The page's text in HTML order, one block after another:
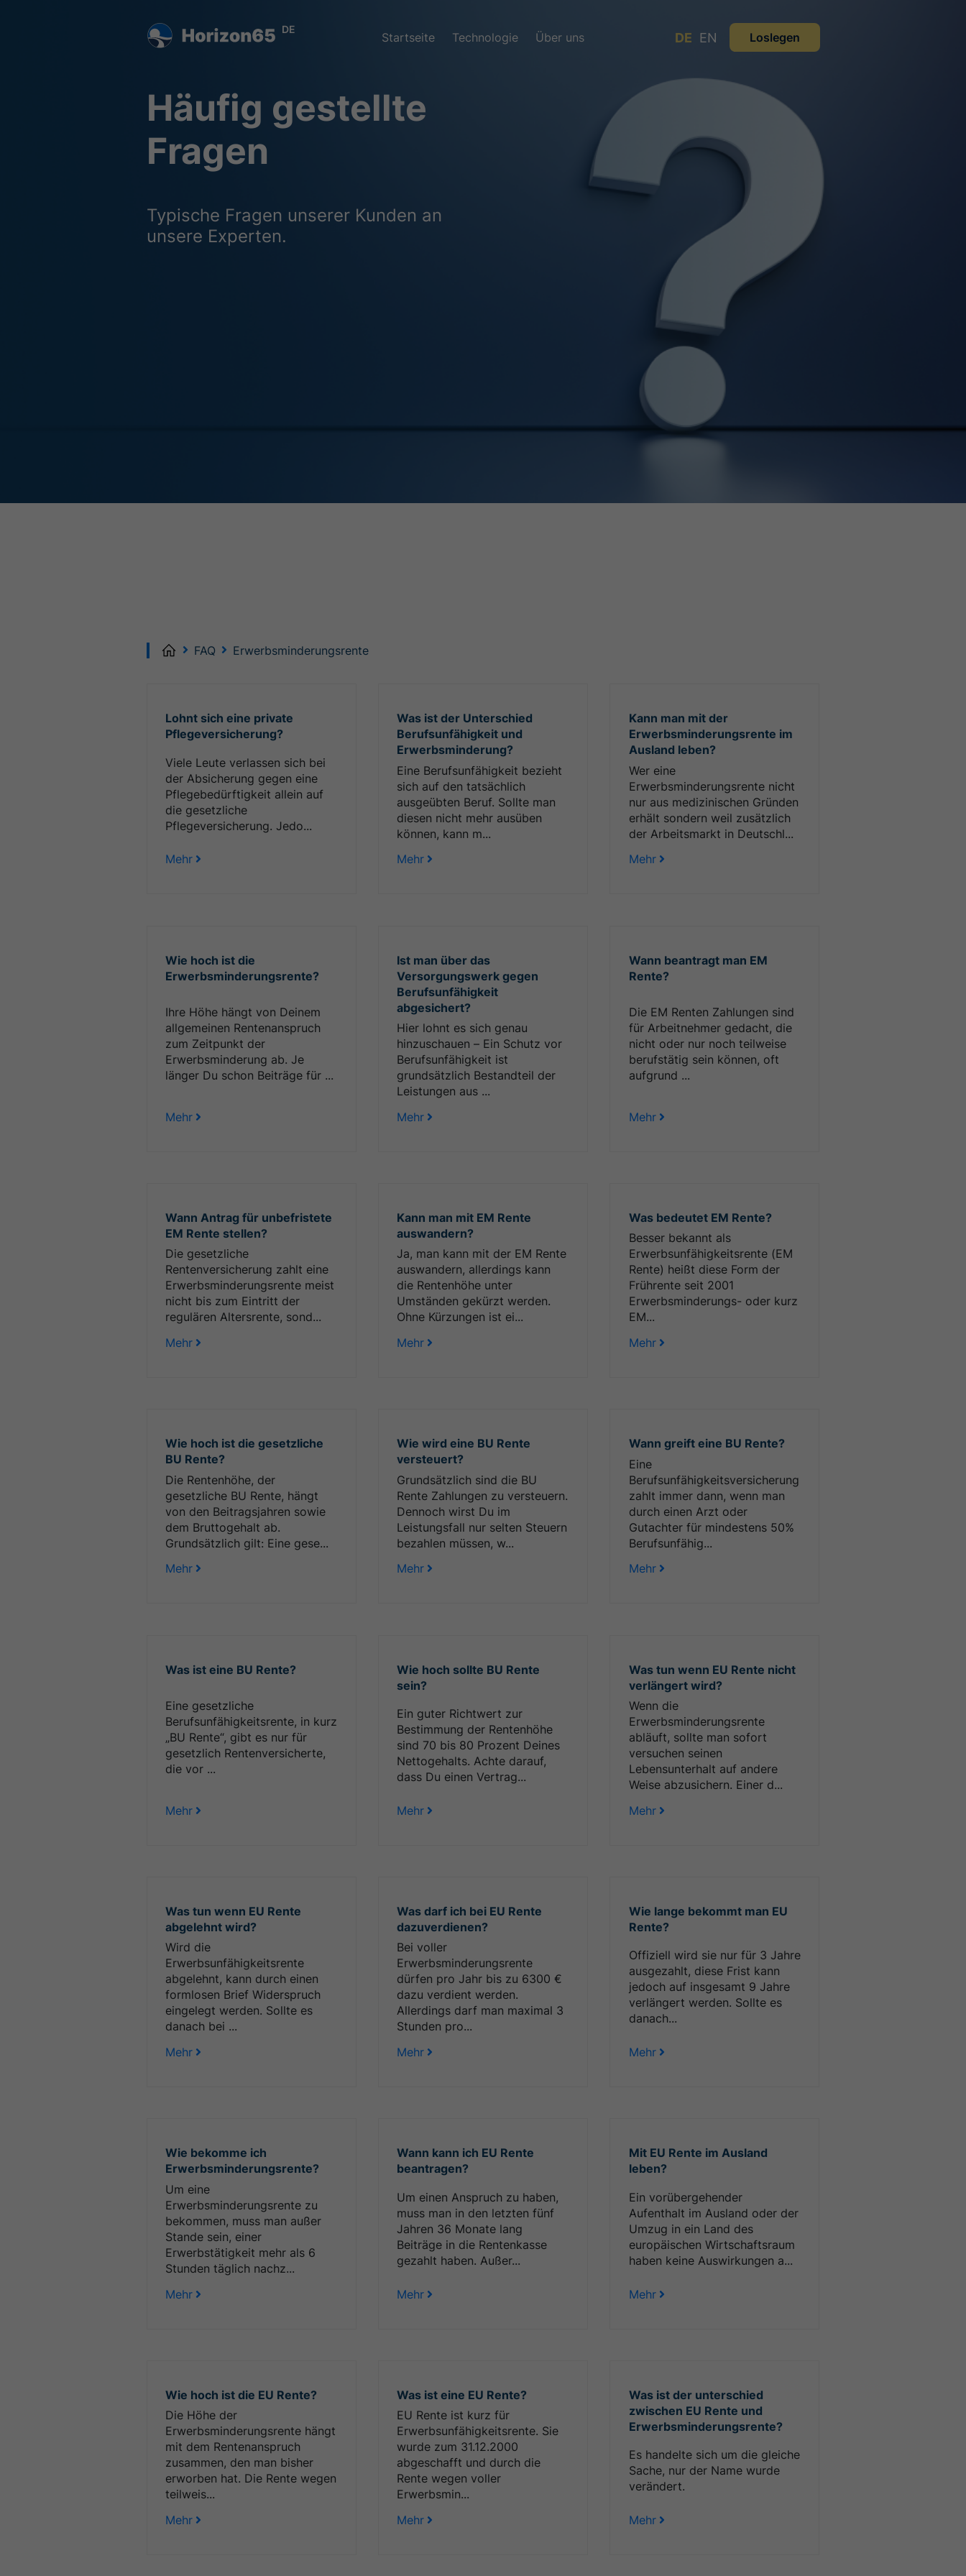
DE
Startseite Technologie Über uns DE EN Loslegen
Häufig gestellte
Fragen
Typische Fragen unserer Kunden an
unsere Experten.
HomeFAQ Erwerbsminderungsrente
Lohnt sich eine private
Pflegeversicherung?
Viele Leute verlassen sich bei
der Absicherung gegen eine
Pflegebedürftigkeit allein auf
die gesetzliche
Pflegeversicherung. Jedo...
Mehr
Was ist der Unterschied
Berufsunfähigkeit und
Erwerbsminderung?
Eine Berufsunfähigkeit bezieht
sich auf den tatsächlich
ausgeübten Beruf. Sollte man
diesen nicht mehr ausüben
können, kann m...
Mehr
Kann man mit der
Erwerbsminderungsrente im
Ausland leben?
Wer eine
Erwerbsminderungsrente nicht
nur aus medizinischen Gründen
erhält sondern weil zusätzlich
der Arbeitsmarkt in Deutschl...
Mehr
Wie hoch ist die
Erwerbsminderungsrente?
Ihre Höhe hängt von Deinem
allgemeinen Rentenanspruch
zum Zeitpunkt der
Erwerbsminderung ab. Je
länger Du schon Beiträge für ...
Mehr
Ist man über das
Versorgungswerk gegen
Berufsunfähigkeit
abgesichert?
Hier lohnt es sich genau
hinzuschauen – Ein Schutz vor
Berufsunfähigkeit ist
grundsätzlich Bestandteil der
Leistungen aus ...
Mehr
Wann beantragt man EM
Rente?
Die EM Renten Zahlungen sind
für Arbeitnehmer gedacht, die
nicht oder nur noch teilweise
berufstätig sein können, oft
aufgrund ...
Mehr
Wann Antrag für unbefristete
EM Rente stellen?
Die gesetzliche
Rentenversicherung zahlt eine
Erwerbsminderungsrente meist
nicht bis zum Eintritt der
regulären Altersrente, sond...
Mehr
Kann man mit EM Rente
auswandern?
Ja, man kann mit der EM Rente
auswandern, allerdings kann
die Rentenhöhe unter
Umständen gekürzt werden.
Ohne Kürzungen ist ei...
Mehr
Was bedeutet EM Rente?
Besser bekannt als
Erwerbsunfähigkeitsrente (EM
Rente) heißt diese Form der
Frührente seit 2001
Erwerbsminderungs- oder kurz
EM...
Mehr
Wie hoch ist die gesetzliche
BU Rente?
Die Rentenhöhe, der
gesetzliche BU Rente, hängt
von den Beitragsjahren sowie
dem Bruttogehalt ab.
Grundsätzlich gilt: Eine gese...
Mehr
Wie wird eine BU Rente
versteuert?
Grundsätzlich sind die BU
Rente Zahlungen zu versteuern.
Dennoch wirst Du im
Leistungsfall nur selten Steuern
bezahlen müssen, w...
Mehr
Wann greift eine BU Rente?
Eine
Berufsunfähigkeitsversicherung
zahlt immer dann, wenn man
durch einen Arzt oder
Gutachter für mindestens 50%
Berufsunfähig...
Mehr
Was ist eine BU Rente?
Eine gesetzliche
Berufsunfähigkeitsrente, in kurz
„BU Rente“, gibt es nur für
gesetzlich Rentenversicherte,
die vor ...
Mehr
Wie hoch sollte BU Rente
sein?
Ein guter Richtwert zur
Bestimmung der Rentenhöhe
sind 70 bis 80 Prozent Deines
Nettogehalts. Achte darauf,
dass Du einen Vertrag...
Mehr
Was tun wenn EU Rente nicht
verlängert wird?
Wenn die
Erwerbsminderungsrente
abläuft, sollte man sofort
versuchen seinen
Lebensunterhalt auf andere
Weise abzusichern. Einer d...
Mehr
Was tun wenn EU Rente
abgelehnt wird?
Wird die
Erwerbsunfähigkeitsrente
abgelehnt, kann durch einen
formlosen Brief Widerspruch
eingelegt werden. Sollte es
danach bei ...
Mehr
Was darf ich bei EU Rente
dazuverdienen?
Bei voller
Erwerbsminderungsrente
dürfen pro Jahr bis zu 6300 €
dazu verdient werden.
Allerdings darf man maximal 3
Stunden pro...
Mehr
Wie lange bekommt man EU
Rente?
Offiziell wird sie nur für 3 Jahre
ausgezahlt, diese Frist kann
jedoch auf insgesamt 9 Jahre
verlängert werden. Sollte es
danach...
Mehr
Wie bekomme ich
Erwerbsminderungsrente?
Um eine
Erwerbsminderungsrente zu
bekommen, muss man außer
Stande sein, einer
Erwerbstätigkeit mehr als 6
Stunden täglich nachz...
Mehr
Wann kann ich EU Rente
beantragen?
Um einen Anspruch zu haben,
muss man in den letzten fünf
Jahren 36 Monate lang
Beiträge in die Rentenkasse
gezahlt haben. Außer...
Mehr
Mit EU Rente im Ausland
leben?
Ein vorübergehender
Aufenthalt im Ausland oder der
Umzug in ein Land des
europäischen Wirtschaftsraum
haben keine Auswirkungen a...
Mehr
Wie hoch ist die EU Rente?
Die Höhe der
Erwerbsminderungsrente hängt
mit dem Rentenanspruch
zusammen, den man bisher
erworben hat. Die Rente wegen
teilweis...
Mehr
Was ist eine EU Rente?
EU Rente ist kurz für
Erwerbsunfähigkeitsrente. Sie
wurde zum 31.12.2000
abgeschafft und durch die
Rente wegen voller
Erwerbsmin...
Mehr
Was ist der unterschied
zwischen EU Rente und
Erwerbsminderungsrente?
Es handelte sich um die gleiche
Sache, nur der Name wurde
verändert.
Mehr